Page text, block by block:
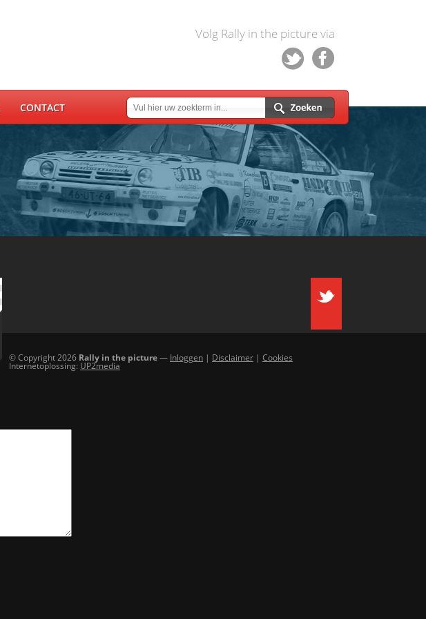
Volg Rally in the picture via
CONTACT
© Copyright 2026 Rally in the picture— Inloggen | Disclaimer | Cookies
Internetoplossing: UP2media